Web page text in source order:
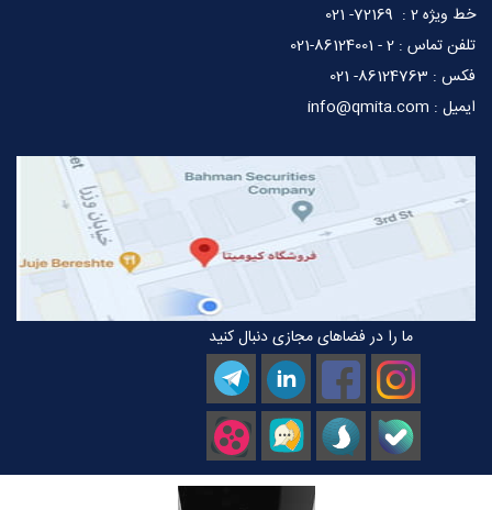
خط ویژه 2 : 72169- 021
تلفن تماس : 2 - 86124001-021
فکس : 86124763- 021
ایمیل : info@qmita.com
ما را در فضاهای مجازی دنبال کنید